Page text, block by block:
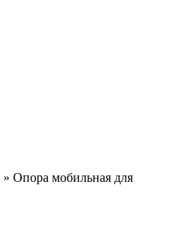
» Опора мобильная для